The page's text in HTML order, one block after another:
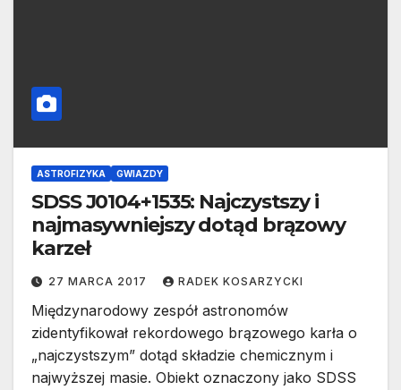
ASTROFIZYKA GWIAZDY
SDSS J0104+1535: Najczystszy i
najmasywniejszy dotąd brązowy
karzeł
27 MARCA 2017 RADEK KOSARZYCKI
Międzynarodowy zespół astronomów
zidentyfikował rekordowego brązowego karła o
„najczystszym” dotąd składzie chemicznym i
najwyższej masie. Obiekt oznaczony jako SDSS